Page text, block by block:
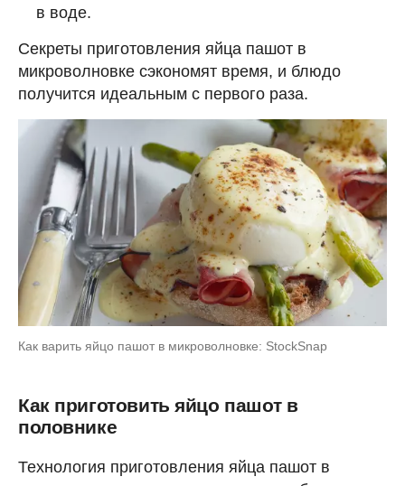
в воде.
Секреты приготовления яйца пашот в
микроволновке сэкономят время, и блюдо
получится идеальным с первого раза.
Как варить яйцо пашот в микроволновке: StockSnap
Как приготовить яйцо пашот в
половнике
Технология приготовления яйца пашот в